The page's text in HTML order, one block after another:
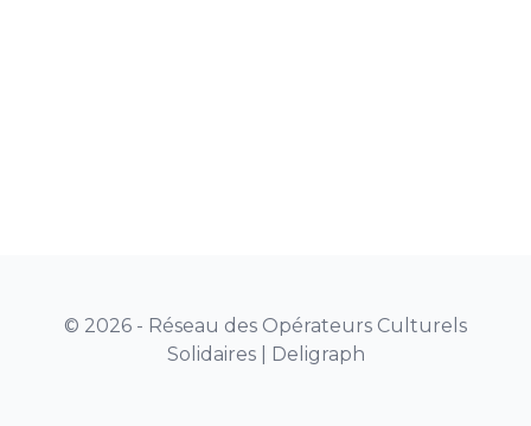
© 2026 - Réseau des Opérateurs Culturels
Solidaires | Deligraph